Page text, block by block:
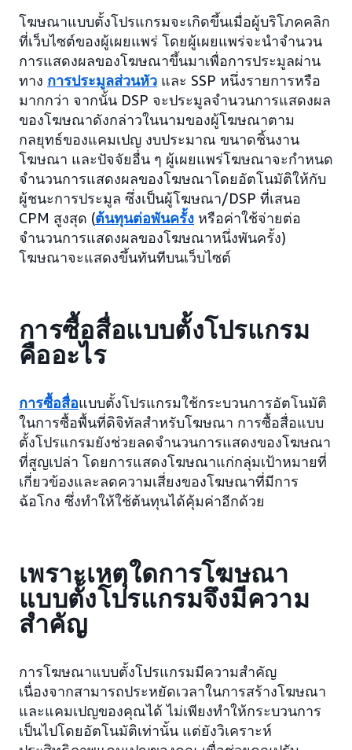
โฆษณาแบบตั้งโปรแกรมจะเกิดขึ้นเมื่อผู้บริโภคคลิก
ที่เว็บไซต์ของผู้เผยแพร่ โดยผู้เผยแพร่จะนำจำนวน
การแสดงผลของโฆษณาขึ้นมาเพื่อการประมูลผ่าน
ทาง การประมูลส่วนหัว และ SSP หนึ่งรายการหรือ
มากกว่า จากนั้น DSP จะประมูลจำนวนการแสดงผล
ของโฆษณาดังกล่าวในนามของผู้โฆษณาตาม
กลยุทธ์ของแคมเปญ งบประมาณ ขนาดชิ้นงาน
โฆษณา และปัจจัยอื่น ๆ ผู้เผยแพร่โฆษณาจะกำหนด
จำนวนการแสดงผลของโฆษณาโดยอัตโนมัติให้กับ
ผู้ชนะการประมูล ซึ่งเป็นผู้โฆษณา/DSP ที่เสนอ
CPM สูงสุด (ต้นทุนต่อพันครั้ง หรือค่าใช้จ่ายต่อ
จำนวนการแสดงผลของโฆษณาหนึ่งพันครั้ง)
โฆษณาจะแสดงขึ้นทันทีบนเว็บไซต์
การซื้อสื่อแบบตั้งโปรแกรม
คืออะไร
การซื้อสื่อแบบตั้งโปรแกรมใช้กระบวนการอัตโนมัติ
ในการซื้อพื้นที่ดิจิทัลสำหรับโฆษณา การซื้อสื่อแบบ
ตั้งโปรแกรมยังช่วยลดจำนวนการแสดงของโฆษณา
ที่สูญเปล่า โดยการแสดงโฆษณาแก่กลุ่มเป้าหมายที่
เกี่ยวข้องและลดความเสี่ยงของโฆษณาที่มีการ
ฉ้อโกง ซึ่งทำให้ใช้ต้นทุนได้คุ้มค่าอีกด้วย
เพราะเหตุใดการโฆษณา
แบบตั้งโปรแกรมจึงมีความ
สำคัญ
การโฆษณาแบบตั้งโปรแกรมมีความสำคัญ
เนื่องจากสามารถประหยัดเวลาในการสร้างโฆษณา
และแคมเปญของคุณได้ ไม่เพียงทำให้กระบวนการ
เป็นไปโดยอัตโนมัติเท่านั้น แต่ยังวิเคราะห์